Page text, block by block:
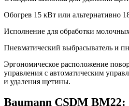
Обогрев 15 кВт или альтернативно
Исполнение для обработки
Пневматический выбрасыватель и
Эргономическое расположение
управления с автоматическим
и удаления щетины.
Baumann CSDM BM22: